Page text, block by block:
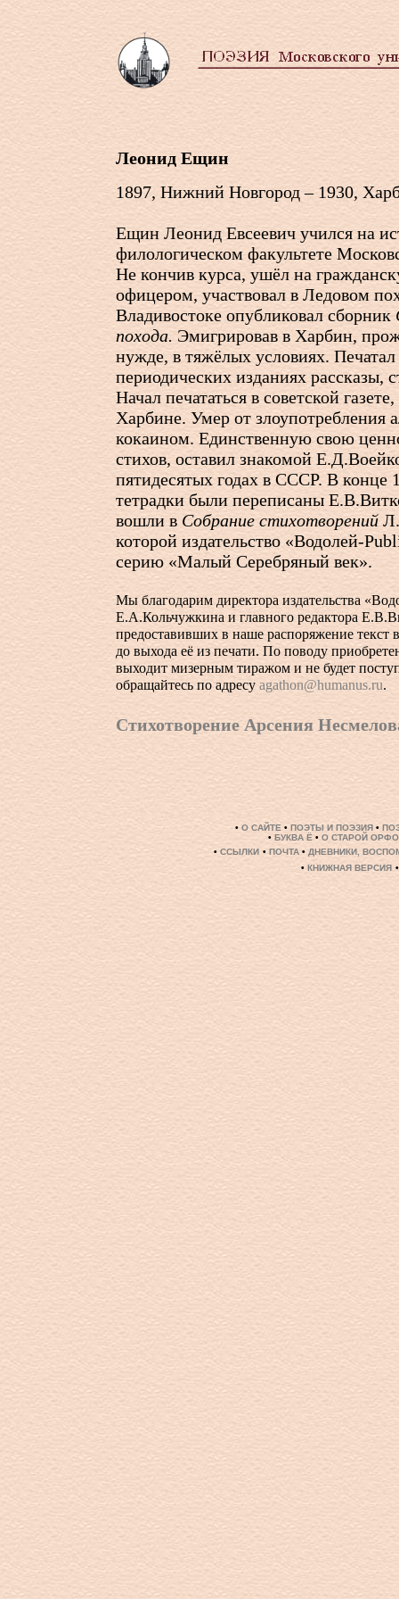
Леонид Ещин
1897, Нижний Новгород – 1930,
Ещин Леонид Евсеевич учился на
филологическом факультете
Не кончив курса, ушёл на
офицером, участвовал в Ледовом
Владивостоке опубликовал сборник
похода. Эмигрировав в Харбин,
нужде, в тяжёлых условиях.
периодических изданиях рассказы,
Начал печататься в советской
Харбине. Умер от злоупотребления
кокаином. Единственную свою
стихов, оставил знакомой
пятидесятых годах в СССР. В конце
тетрадки были переписаны
вошли в Собрание стихотворений
которой издательство «Водолей-
серию «Малый Серебряный век».
Мы благодарим директора издательства
Е.А.Кольчужкина и главного редактора
предоставивших в наше распоряжение
до выхода её из печати. По поводу
выходит мизерным тиражом и не будет
обращайтесь по адресу agathon@humanus.ru.
Стихотворение Арсения